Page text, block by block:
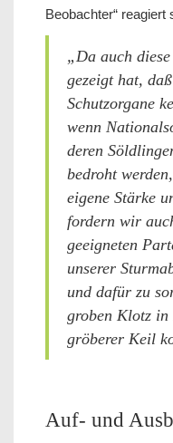
Beobachter“ reagiert
„Da auch
gezeigt hat,
Schutzorgane
wenn
deren
bedroht
eigene Stärke
fordern wir
geeigneten
unserer
und dafür zu
groben Klotz
gröberer Keil
Auf- und